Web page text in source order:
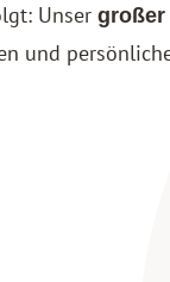
Unsergroßer
und